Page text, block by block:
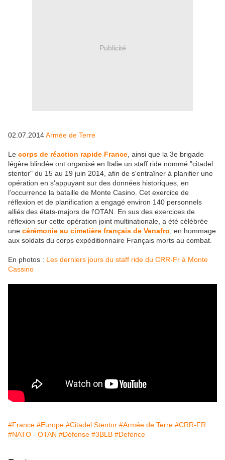
Publicité
02.07.2014Armée de Terre
Le corps de réaction rapide France , ainsi que la 3e brigade
légère blindée ont organisé en Italie un staff ride nommé "citadel
stentor" du 15 au 19 juin 2014, afin de s'entraîner à planifier une
opération en s'appuyant sur des données historiques, en
l'occurrence la bataille de Monte Casino. Cet exercice de
réflexion et de planification a engagé environ 140 personnels
alliés des états-majors de l'OTAN. En sus des exercices de
réflexion sur cette opération joint multinationale, a été célébrée
une cérémonie au cimetière français de Venafro , en hommage
aux soldats du corps expéditionnaire Français morts au combat.
En photos : Les derniers jours du staff ride du CRR-Fr à Monte
Cassino
#France #Europe #Citadel Stentor #Armée de Terre #CRR-FR
#NATO - OTAN #Défense #3BLB #Defence